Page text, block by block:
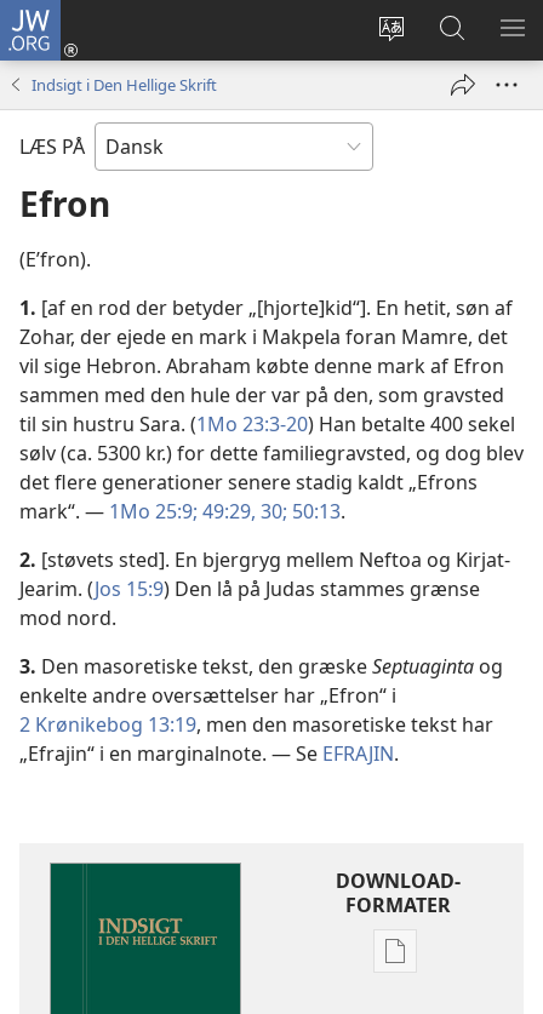
JW.ORG
Vælg
Log
på
vindue)
Søg
på
JW.ORG
VIS
Indsigt i Den Hellige Skrift
LÆS PÅ
Efron
(Eʹfron).
1. [af en rod der betyder „[hjorte]kid“]. En hetit, søn af
Zohar, der ejede en mark i Makpela foran Mamre, det
vil sige Hebron. Abraham købte denne mark af Efron
sammen med den hule der var på den, som gravsted
til sin hustru Sara. (1Mo 23:3-20) Han betalte 400 sekel
sølv (ca. 5300 kr.) for dette familiegravsted, og dog blev
det flere generationer senere stadig kaldt „Efrons
mark“. — 1Mo 25:9; 49:29, 30; 50:13.
2. [støvets sted]. En bjergryg mellem Neftoa og Kirjat-
Jearim. (Jos 15:9) Den lå på Judas stammes grænse
mod nord.
3. Den masoretiske tekst, den græskeSeptuaginta og
enkelte andre oversættelser har „Efron“ i
2 Krønikebog 13:19, men den masoretiske tekst har
„Efrajin“ i en marginalnote. — Se EFRAJIN.
DOWNLOAD-
FORMATER
Indstillinger